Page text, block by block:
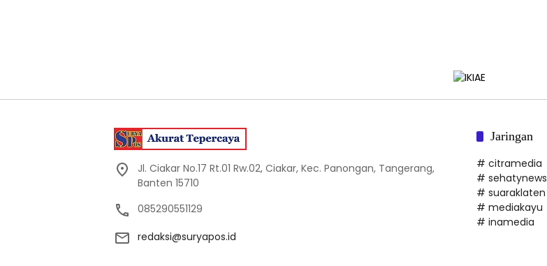
Jl. Ciakar No.17 Rt.01 Rw.02, Ciakar, Kec. Panongan, Tangerang,
Banten 15710
085290551129
redaksi@suryapos.id
Jaringan
# citramedia
# sehatynews
# suaraklaten
# mediakayu
# inamedia